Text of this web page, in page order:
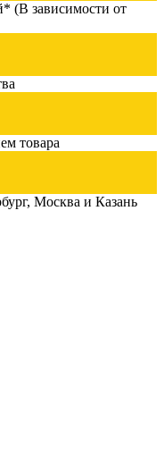
(В зависимости от
товара
Москва и Казань